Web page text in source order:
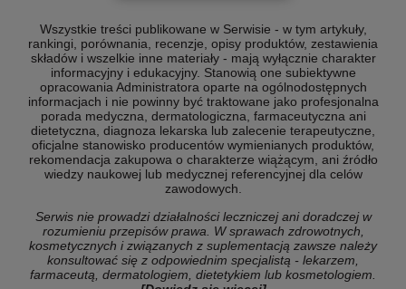
Wszystkie treści publikowane w Serwisie - w tym artykuły,
rankingi, porównania, recenzje, opisy produktów, zestawienia
składów i wszelkie inne materiały - mają wyłącznie charakter
informacyjny i edukacyjny. Stanowią one subiektywne
opracowania Administratora oparte na ogólnodostępnych
informacjach i nie powinny być traktowane jako profesjonalna
porada medyczna, dermatologiczna, farmaceutyczna ani
dietetyczna, diagnoza lekarska lub zalecenie terapeutyczne,
oficjalne stanowisko producentów wymienianych produktów,
rekomendacja zakupowa o charakterze wiążącym, ani źródło
wiedzy naukowej lub medycznej referencyjnej dla celów
zawodowych.
Serwis nie prowadzi działalności leczniczej ani doradczej w
rozumieniu przepisów prawa. W sprawach zdrowotnych,
kosmetycznych i związanych z suplementacją zawsze należy
konsultować się z odpowiednim specjalistą - lekarzem,
farmaceutą, dermatologiem, dietetykiem lub kosmetologiem.